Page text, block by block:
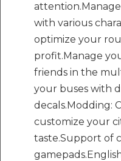
with various
optimize your
profit.Manage
friends in the
your buses with
decals.Modding:
customize your
taste.Support of